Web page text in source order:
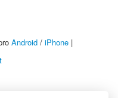
Android / iPhone |